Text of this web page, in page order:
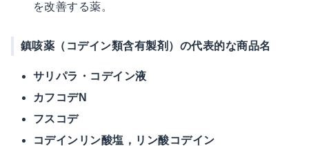
を改善する薬。
鎮咳薬（コデイン類含有製剤）の代表的な商品名
サリパラ・コデイン液
カフコデN
フスコデ
コデインリン酸塩，リン酸コデイン